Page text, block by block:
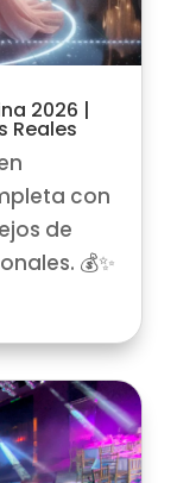
2026 |
Reales
con
de
💰✨